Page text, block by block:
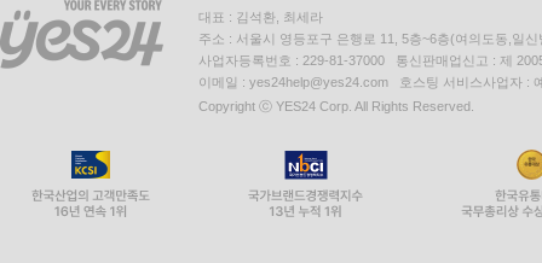
대표 : 김석환, 최세라
주소 : 서울시 영등포구 은행로 11, 5층~6층(여의도동,일신
사업자등록번호 : 229-81-37000 통신판매업신고 : 제
이메일 : yes24help@yes24.com 호스팅 서비스사업자 :
Copyright ⓒ YES24 Corp. All Rights Reserved.